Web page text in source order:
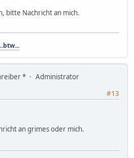
bitte Nachricht an mich.
*
Administrator
#13
an grimes oder mich.